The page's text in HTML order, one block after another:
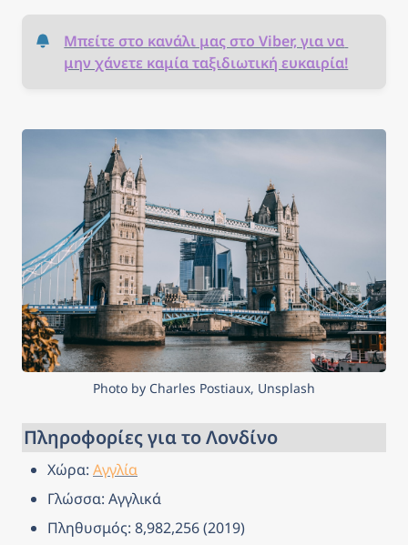
Μπείτε στο κανάλι μας στο Viber, για να
μην χάνετε καμία ταξιδιωτική ευκαιρία!
Photo by Charles Postiaux, Unsplash
Πληροφορίες για το Λονδίνο
Χώρα: Αγγλία
Γλώσσα: Αγγλικά
Πληθυσμός: 8,982,256 (2019)